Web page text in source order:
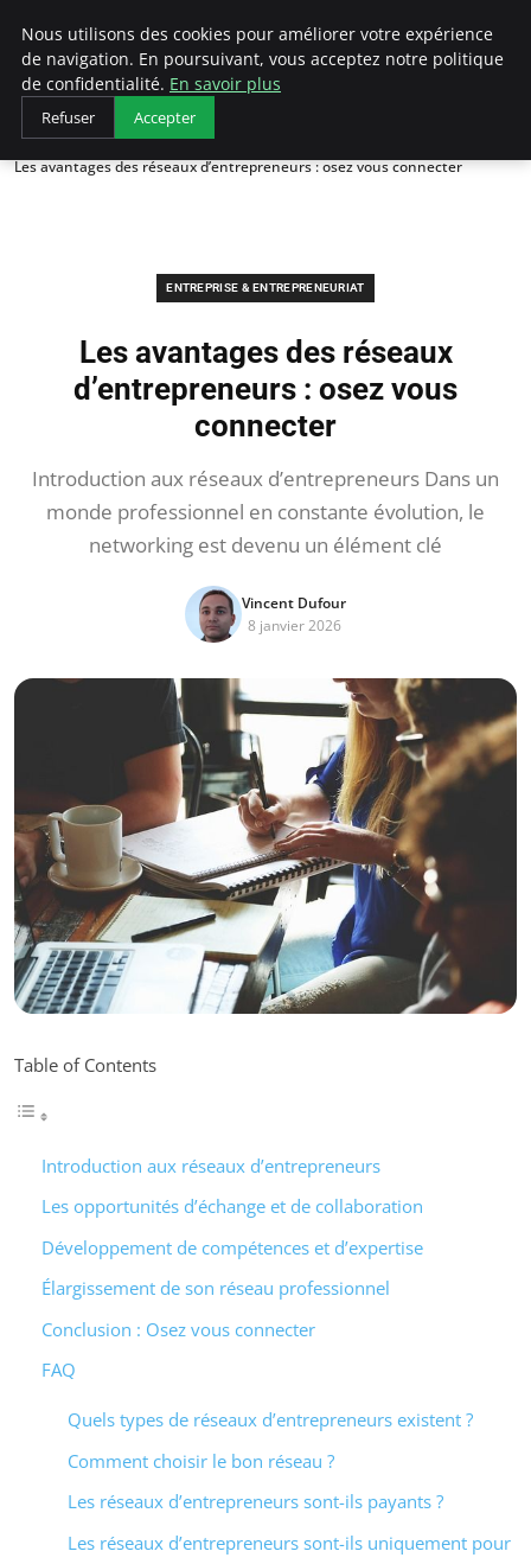
LECFCM
Accueil
Entreprise & Entrepreneuriat
Les avantages des réseaux d’entrepreneurs : osez vous connecter
ENTREPRISE & ENTREPRENEURIAT
Les avantages des réseaux
d’entrepreneurs : osez vous
connecter
Introduction aux réseaux d’entrepreneurs Dans un
monde professionnel en constante évolution, le
networking est devenu un élément clé
Vincent Dufour
8 janvier 2026
Table of Contents
Introduction aux réseaux d’entrepreneurs
Les opportunités d’échange et de collaboration
Développement de compétences et d’expertise
Élargissement de son réseau professionnel
Conclusion : Osez vous connecter
FAQ
Quels types de réseaux d’entrepreneurs existent ?
Comment choisir le bon réseau ?
Les réseaux d’entrepreneurs sont-ils payants ?
Les réseaux d’entrepreneurs sont-ils uniquement pour
Nous utilisons des cookies pour améliorer votre expérience
de navigation. En poursuivant, vous acceptez notre politique
de confidentialité. En savoir plus
Refuser Accepter